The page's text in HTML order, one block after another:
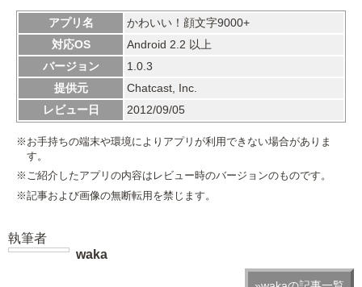
アプリ名
かわいい！顔文字9000+
対応OS
Android 2.2 以上
バージョン
1.0.3
提供元
Chatcast, Inc.
レビュー日
2012/09/05
※お手持ちの端末や環境によりアプリが利用できない場合がありま
す。
※ご紹介したアプリの内容はレビュー時のバージョンのものです。
※記事および画像の無断転用を禁じます。
執筆者
waka